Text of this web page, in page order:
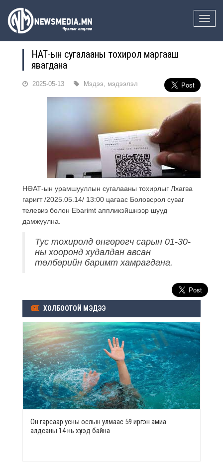
Toggle
НӨАТ-ын сугалааны тохирол маргааш
явагдана
2025-05-13 Мэдээ, мэдээлэл
НӨАТ-ын урамшууллын сугалааны тохирлыг Лхагва
гаригт /2025.05.14/ 13:00 цагаас Боловсрол суваг
телевиз болон Ebarimt аппликэйшнээр шууд
дамжуулна.
Тус тохиролд өнгөрөгч сарын 01-30-
ны хооронд худалдан авсан
төлбөрийн баримт хамрагдана.
ХОЛБООТОЙ МЭДЭЭ
Он гарсаар усны ослын улмаас 59 иргэн амиа
алдсаны 14 нь хүүхэд байна